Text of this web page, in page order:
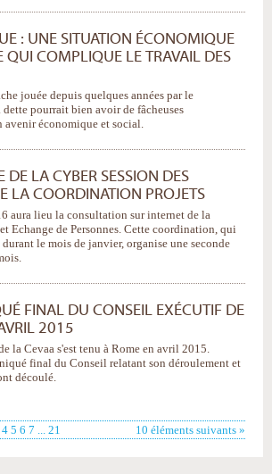
: UNE SITUATION ÉCONOMIQUE
QUI COMPLIQUE LE TRAVAIL DES
jouée depuis quelques années par le
pourrait bien avoir de fâcheuses
avenir économique et social.
DE LA CYBER SESSION DES
LA COORDINATION PROJETS
aura lieu la consultation sur internet de la
Echange de Personnes. Cette coordination, qui
le mois de janvier, organise une seconde
FINAL DU CONSEIL EXÉCUTIF DE
2015
la Cevaa s'est tenu à Rome en avril 2015.
final du Conseil relatant son déroulement et
découlé.
10 éléments suivants »
4 5 6 7 ... 21